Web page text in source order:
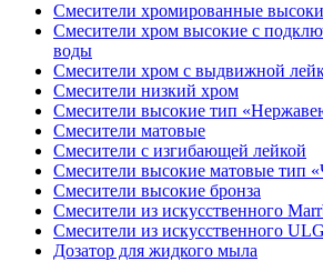
Смесители хромированные
Смесители хром высокие с
воды
Смесители хром с выдвижной
Смесители низкий хром
Смесители высокие тип
Смесители матовые
Смесители с изгибающей лейкой
Смесители высокие матовые тип
Смесители высокие бронза
Смесители из искусственного
Смесители из искусственного
Дозатор для жидкого мыла